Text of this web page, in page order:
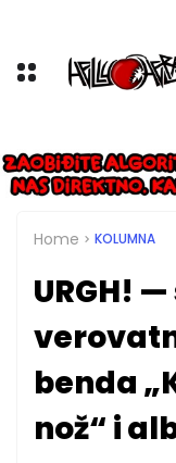
Home KOLUMNA
URGH!
benda
nož“ i